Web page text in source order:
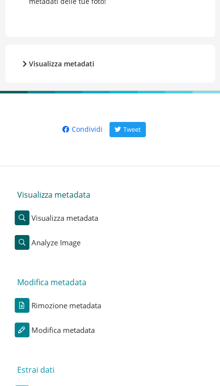
Visualizza metadati
Condividi Tweet
Visualizza metadata
Visualizza metadata
Analyze Image
Modifica metadata
Rimozione metadata
Modifica metadata
Estrai dati